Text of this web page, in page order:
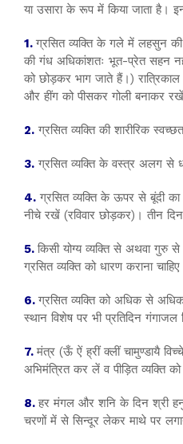
या उसारा के रूप में किया जाता है।
1. ग्रसित व्यक्ति के गले में लहसुन
की गंध अधिकांशतः भूत-प्रेत सहन
को छोड़कर भाग जाते हैं।)
और हींग को पीसकर गोली बनाकर
2. ग्रसित व्यक्ति की शारीरिक
3. ग्रसित व्यक्ति के वस्त्र अलग से
4. ग्रसित व्यक्ति के ऊपर से बूंदी
नीचे रखें (रविवार छोड़कर)। तीन
5. किसी योग्य व्यक्ति से अथवा गुरु
ग्रसित व्यक्ति को धारण कराना
6. ग्रसित व्यक्ति को अधिक से
स्थान विशेष पर भी प्रतिदिन गंगाजल
7. मंत्र (ऊँ ऐं ह्रीं क्लीं चामुण्डायै
अभिमंत्रित कर लें व पीड़ित व्यक्ति को
8. हर मंगल और शनि के दिन श्री
चरणों में से सिन्दूर लेकर माथे पर